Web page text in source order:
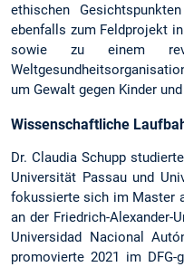
ethischen
ebenfalls zum Feldprojekt
sowie zu einem
um Gewalt gegen Kinder
Wissenschaftliche
Dr. Claudia Schupp
Universität Passau und
fokussierte sich im Master
an der Friedrich-Alexander-
Universidad Nacional
promovierte 2021 im DFG-